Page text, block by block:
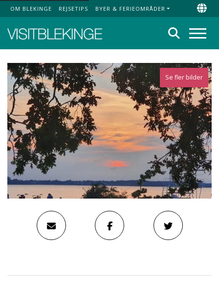
Top Menu
OM BLEKINGE REJSETIPS BYER & FERIEOMRÅDER
Søg
Se fler bilder